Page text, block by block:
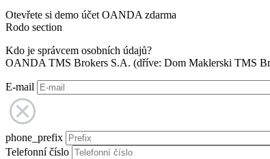
Otevřete si demo účet OANDA zdarma
Rodo section
Kdo je správcem osobních údajů?
OANDA TMS Brokers S.A. (dříve: Dom Maklerski TMS
E-mail
phone_prefix
Telefonní číslo